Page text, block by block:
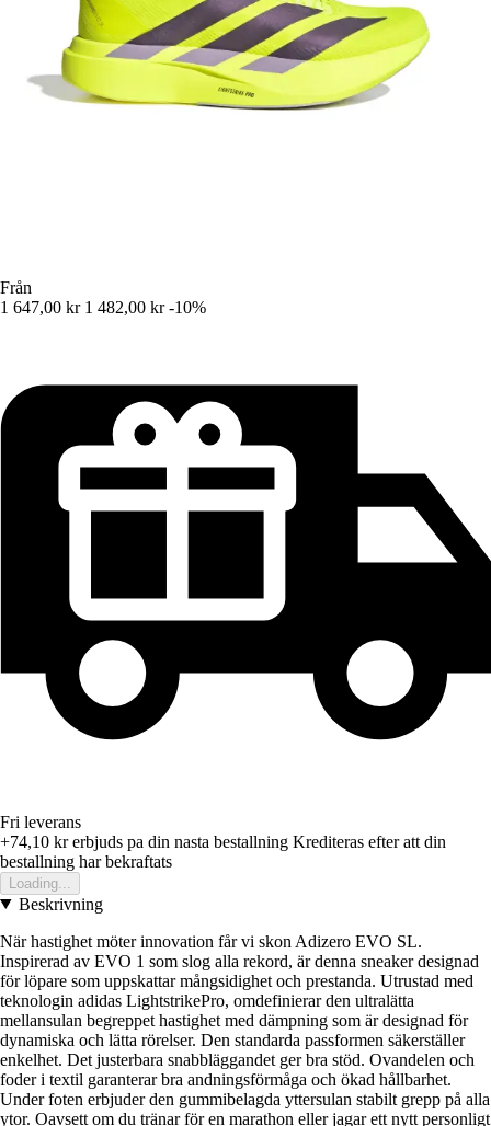
Från
1 647,00 kr 1 482,00 kr -10%
Fri leverans
+74,10 krerbjuds pa din nasta bestallning Krediteras efter att din
bestallning har bekraftats
Loading...
Beskrivning
När hastighet möter innovation får vi skon Adizero EVO SL.
Inspirerad av EVO 1 som slog alla rekord, är denna sneaker designad
för löpare som uppskattar mångsidighet och prestanda. Utrustad med
teknologin adidas LightstrikePro, omdefinierar den ultralätta
mellansulan begreppet hastighet med dämpning som är designad för
dynamiska och lätta rörelser. Den standarda passformen säkerställer
enkelhet. Det justerbara snabbläggandet ger bra stöd. Ovandelen och
foder i textil garanterar bra andningsförmåga och ökad hållbarhet.
Under foten erbjuder den gummibelagda yttersulan stabilt grepp på alla
ytor. Oavsett om du tränar för en marathon eller jagar ett nytt personligt